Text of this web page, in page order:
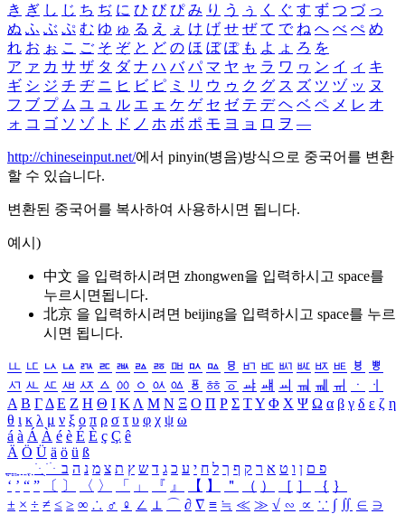
き ぎ し じ ち ぢ に ひ び ぴ み り う ぅ く ぐ す ず つ づ っ
ぬ ふ ぶ ぷ む ゆ ゅ る え ぇ け げ せ ぜ て で ね へ べ ぺ め
れ お ぉ こ ご そ ぞ と ど の ほ ぼ ぽ も よ ょ ろ を
ア ァ カ サ ザ タ ダ ナ ハ バ パ マ ヤ ャ ラ ワ ヮ ン イ ィ キ
ギ シ ジ チ ヂ ニ ヒ ビ ピ ミ リ ウ ゥ ク グ ス ズ ツ ヅ ッ ヌ
フ ブ プ ム ユ ュ ル エ ェ ケ ゲ セ ゼ テ デ ヘ ベ ペ メ レ オ
ォ コ ゴ ソ ゾ ト ド ノ ホ ボ ポ モ ヨ ョ ロ ヲ ―
http://chineseinput.net/에서 pinyin(병음)방식으로 중국어를 변환
할 수 있습니다.
변환된 중국어를 복사하여 사용하시면 됩니다.
예시)
中文 을 입력하시려면 zhongwen을 입력하시고 space를
누르시면됩니다.
北京 을 입력하시려면 beijing을 입력하시고 space를 누르
시면 됩니다.
ㅥ ㅦ ㅧ ㅨ ㅩ ㅪ ㅫ ㅬ ㅭ ㅮ ㅯ ㅰ ㅱ ㅲ ㅳ ㅴ ㅵ ㅶ ㅷ ㅸ
ㅹ
ㅺ ㅻ ㅼ ㅽ ㅾ ㅿ ㆀ ㆁ ㆂ ㆃ ㆄ ㆅ ㆆ ㆇ ㆈ ㆉ ㆊ ㆋ ㆌ ㆍ
ㆎ
Α Β ΓΔ Ε Ζ Η Θ Ι ΚΛ Μ Ν Ξ Ο Π Ρ Σ ΤΥ Φ Χ Ψ Ω α β γ δ ε ζ η
θ ι κ λ μ ν ξ ο π ρ σ τ υ φ χ ψ ω
á à Á À é è É È ç Ç ê
Ä Ö Ü ä ö ü ß
ִֶֹ ֻּ ׁׂ פ ם ן ו ט א ר ק ף ך ל ח י ע כ ג ד ש ץ ת צ מ נ ה ב
‘ ’ “ ” 〔 〕 〈 〉 「 」 『 』 【 】 ＂ （ ） ［ ］ ｛ ｝
± × ÷ ≠ ≤ ≥ ∞ ∴ ♂ ♀ ∠ ⊥ ⌒ ∂ ∇ ≡ ≒ ≪ ≫ √ ∽ ∝ ∵ ∫ ∬ ∈ ∋